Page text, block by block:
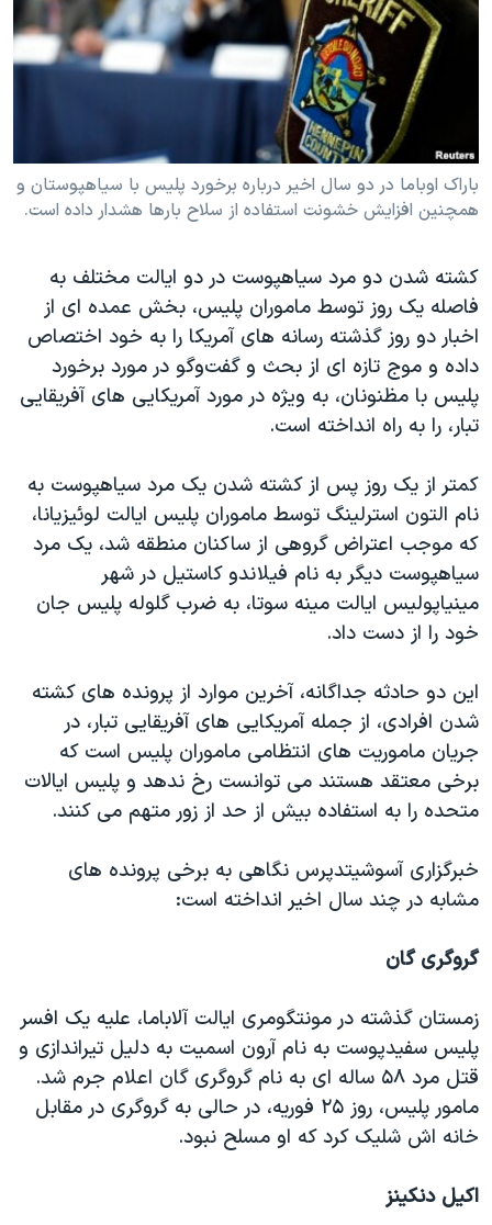
فرهنگ و زندگی
حقوق شهروندی
اقتصادی
علم و فناوری
اسرائیل در جنگ
گالری عکس
مستندها
انتخابات ریاست جمهوری آمریکا ۲۰۲۴
حمله جمهوری اسلامی به اسرائیل
رمز مهسا
ورزش زنان در ایران
اعتراضات زن، زندگی، آزادی
تریبونال مردمی آبان ۹۸
دادگاه حمید نوری
چهل سال گروگان‌گیری
قانون شفافیت دارائی کادر رهبری ایران
اسرائیل در جنگ
نرگس محمدی برنده جایزه نوبل صلح
همایش محافظه‌کاران آمریکا «سی‌پک»
صفحه‌های ویژه
دنبال کنید
زبانهای مختلف
باراک اوباما در دو سال اخیر درباره برخورد پلیس با سیاهپوستان و
همچنین افزایش خشونت استفاده از سلاح بارها هشدار داده است.
کشته شدن دو مرد سیاهپوست در دو ایالت مختلف به
فاصله یک روز توسط ماموران پلیس، بخش عمده ای از
اخبار دو روز گذشته رسانه های آمریکا را به خود اختصاص
داده و موج تازه ای از بحث و گفت‌وگو در مورد برخورد
پلیس با مظنونان، به ویژه در مورد آمریکایی های آفریقایی
تبار، را به راه انداخته است.
کمتر از یک روز پس از کشته شدن یک مرد سیاهپوست به
نام التون استرلینگ توسط ماموران پلیس ایالت لوئیزیانا،
که موجب اعتراض گروهی از ساکنان منطقه شد، یک مرد
سیاهپوست دیگر به نام فیلاندو کاستیل در شهر
مینیاپولیس ایالت مینه سوتا، به ضرب گلوله پلیس جان
خود را از دست داد.
این دو حادثه جداگانه، آخرین موارد از پرونده های کشته
شدن افرادی، از جمله آمریکایی های آفریقایی تبار، در
جریان ماموریت های انتظامی ماموران پلیس است که
برخی معتقد هستند می توانست رخ ندهد و پلیس ایالات
متحده را به استفاده بیش از حد از زور متهم می کنند.
خبرگزاری آسوشیتدپرس نگاهی به برخی پرونده های
مشابه در چند سال اخیر انداخته است:
گروگری گان
زمستان گذشته در مونتگومری ایالت آلاباما، علیه یک افسر
پلیس سفیدپوست به نام آرون اسمیت به دلیل تیراندازی و
قتل مرد ۵۸ ساله ای به نام گروگری گان اعلام جرم شد.
مامور پلیس، روز ۲۵ فوریه، در حالی به گروگری در مقابل
خانه اش شلیک کرد که او مسلح نبود.
اکیل دنکینز